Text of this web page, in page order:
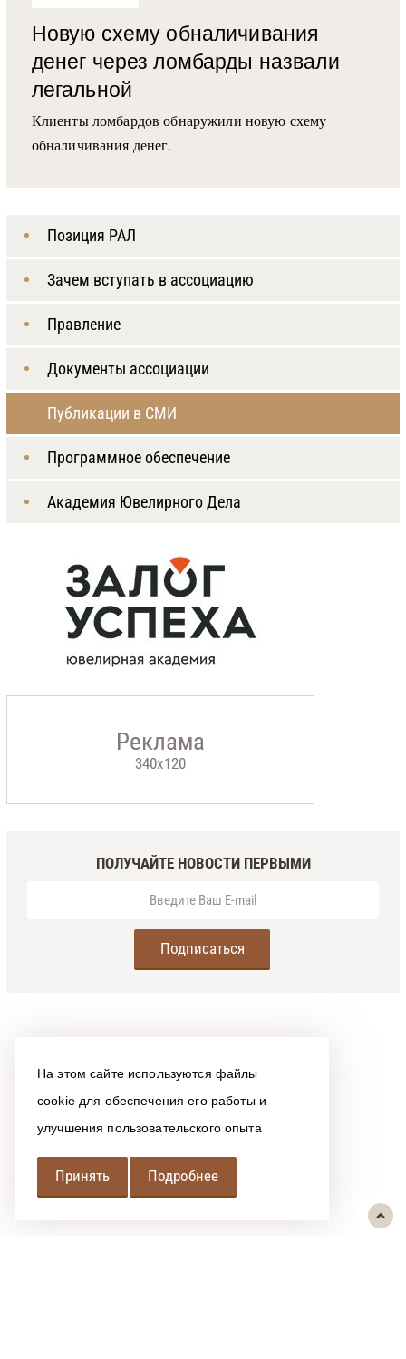
На этом сайте используются файлы
cookie для обеспечения его работы и
улучшения пользовательского опыта
Принять Подробнее
Новую схему обналичивания
денег через ломбарды назвали
легальной
Клиенты ломбардов обнаружили новую схему
обналичивания денег.
Позиция РАЛ
Зачем вступать в ассоциацию
Правление
Документы ассоциации
Публикации в СМИ
Программное обеспечение
Академия Ювелирного Дела
ПОЛУЧАЙТЕ НОВОСТИ ПЕРВЫМИ